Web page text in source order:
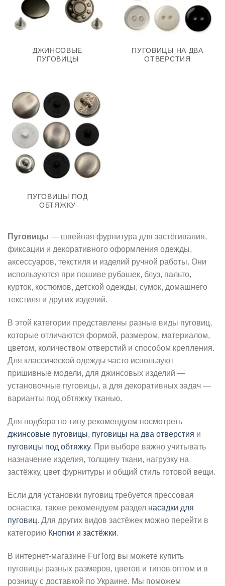
ДЖИНСОВЫЕ
ПУГОВИЦЫ
ПУГОВИЦЫ НА ДВА
ОТВЕРСТИЯ
ПУГОВИЦЫ ПОД
ОБТЯЖКУ
Пуговицы — швейная фурнитура для застёгивания,
фиксации и декоративного оформления одежды,
аксессуаров, текстиля и изделий ручной работы. Они
используются при пошиве рубашек, блуз, пальто,
курток, костюмов, детской одежды, сумок, домашнего
текстиля и других изделий.
В этой категории представлены разные виды пуговиц,
которые отличаются формой, размером, материалом,
цветом, количеством отверстий и способом крепления.
Для классической одежды часто используют
пришивные модели, для джинсовых изделий —
установочные пуговицы, а для декоративных задач —
варианты под обтяжку тканью.
Для подбора по типу рекомендуем посмотреть
джинсовые пуговицы, пуговицы на два отверстия и
пуговицы под обтяжку. При выборе важно учитывать
назначение изделия, толщину ткани, нагрузку на
застёжку, цвет фурнитуры и общий стиль готовой вещи.
Если для установки пуговиц требуется прессовая
оснастка, также рекомендуем раздел насадки для
пуговиц. Для других видов застёжек можно перейти в
категорию Кнопки и застёжки.
В интернет-магазине FurTorg вы можете купить
пуговицы разных размеров, цветов и типов оптом и в
розницу с доставкой по Украине. Мы поможем